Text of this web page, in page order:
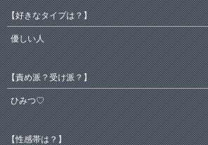
【好きなタイプは？】
優しい人
【責め派？受け派？】
ひみつ♡
【性感帯は？】